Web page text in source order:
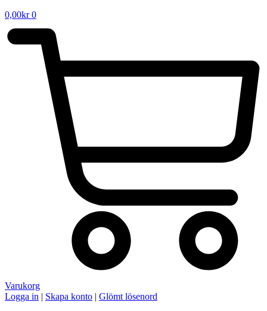
0,00kr 0
Varukorg
Logga in | Skapa konto | Glömt lösenord